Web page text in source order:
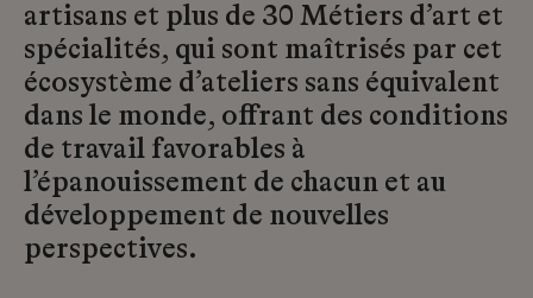
artisans et plus de 30 Métiers d’art et
spécialités, qui sont maîtrisés par cet
écosystème d’ateliers sans équivalent
dans le monde, offrant des conditions
de travail favorables à
l’épanouissement de chacun et au
développement de nouvelles
perspectives.